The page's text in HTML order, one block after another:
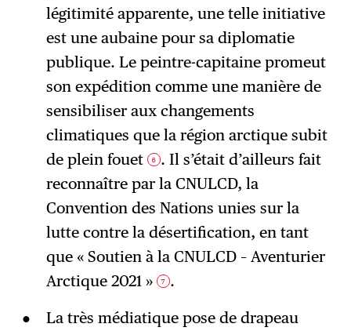
légitimité apparente, une telle initiative
est une aubaine pour sa diplomatie
publique. Le peintre-capitaine promeut
son expédition comme une manière de
sensibiliser aux changements
climatiques que la région arctique subit
de plein fouet
6 . Il s’était d’ailleurs fait
reconnaître par la CNULCD, la
Convention des Nations unies sur la
lutte contre la désertification, en tant
que « Soutien à la CNULCD – Aventurier
Arctique 2021 »
7 .
La très médiatique pose de drapeau